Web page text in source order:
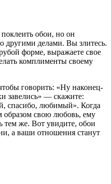
обои, но он
другими делами. Вы злитесь.
форме, выражаете свое
комплименты своему
говорить: «Ну наконец-
завелись» — скажите:
спасибо, любимый». Когда
образом свою любовь, ему
тем же. Вот увидите, обои
а ваши отношения станут